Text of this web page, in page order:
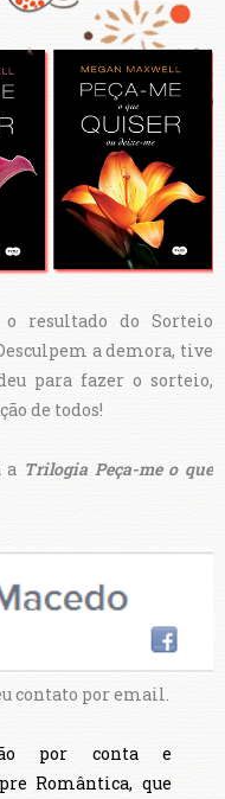
resultado do Sorteio
a demora, tive
para fazer o sorteio,
de todos!
a Trilogia Peça-me o que
contato por email.
por conta e
Romântica, que